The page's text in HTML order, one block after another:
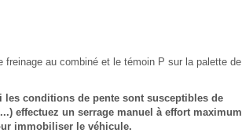
au combiné et le témoin P sur la palette de
les conditions de pente sont susceptibles de
effectuez un serrage manuel à effort maximum
immobiliser le véhicule.